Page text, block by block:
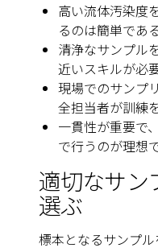
高い流体汚染度
るのは簡単である
清浄なサンプル
近いスキルが必
現場でのサンプ
全担当者が訓練
一貫性が重要で
で行うのが理想
適切なサン
選ぶ
標本となるサンプ